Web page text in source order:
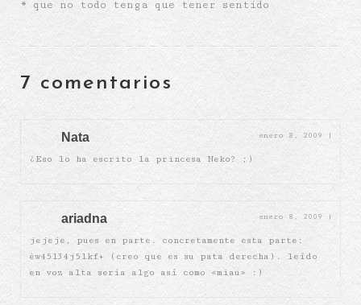
* que no todo tenga que tener sentido
7 comentarios
Nata enero 8, 2009 |
¿Eso lo ha escrito la princesa Neko? ;)
ariadna enero 8, 2009 |
jejeje, pues en parte. concretamente esta parte:
èw45134j5lkf+ (creo que es su pata derecha). leído
en voz alta sería algo así como «miau» :)